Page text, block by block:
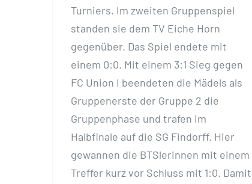
Turniers. Im zweiten Gruppenspiel
standen sie dem TV Eiche Horn
gegenüber. Das Spiel endete mit
einem 0:0. Mit einem 3:1 Sieg gegen
FC Union I beendeten die Mädels als
Gruppenerste der Gruppe 2 die
Gruppenphase und trafen im
Halbfinale auf die SG Findorff. Hier
gewannen die BTSlerinnen mit einem
Treffer kurz vor Schluss mit 1:0. Damit